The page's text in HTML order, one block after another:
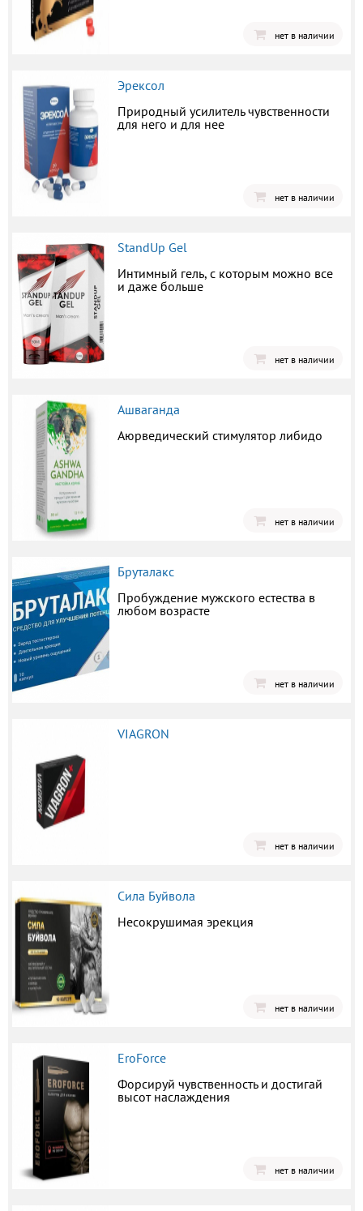
нет в наличии
Эрексол
Природный усилитель чувственности
для него и для нее
нет в наличии
StandUp Gel
Интимный гель, с которым можно все
и даже больше
нет в наличии
Ашваганда
Аюрведический стимулятор либидо
нет в наличии
Бруталакс
Пробуждение мужского естества в
любом возрасте
нет в наличии
VIAGRON
нет в наличии
Сила Буйвола
Несокрушимая эрекция
нет в наличии
EroForce
Форсируй чувственность и достигай
высот наслаждения
нет в наличии